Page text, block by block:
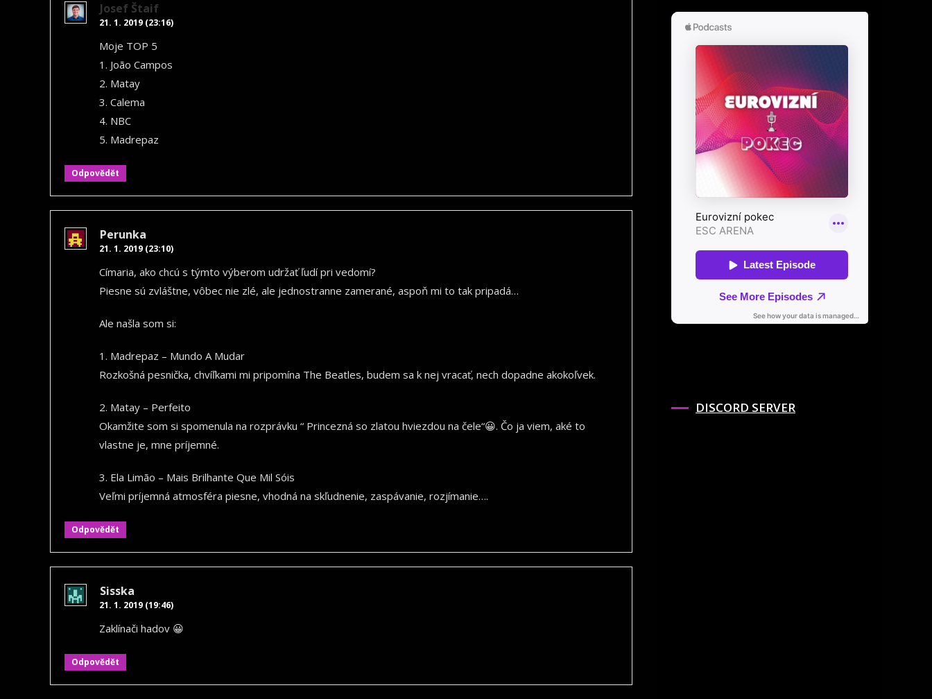
Josef Štaif
21. 1. 2019 (23:16)
Moje TOP 5
1. João Campos
2. Matay
3. Calema
4. NBC
5. Madrepaz
Odpovědět
Perunka
21. 1. 2019 (23:10)
Címaria, ako chcú s týmto výberom udržať ľudí pri vedomí?
Piesne sú zvláštne, vôbec nie zlé, ale jednostranne zamerané, aspoň mi to tak pripadá…
Ale našla som si:
1. Madrepaz – Mundo A Mudar
Rozkošná pesnička, chvíľkami mi pripomína The Beatles, budem sa k nej vracať, nech dopadne akokoľvek.
2. Matay – Perfeito
Okamžite som si spomenula na rozprávku “ Princezná so zlatou hviezdou na čele“😀. Čo ja viem, aké to
vlastne je, mne príjemné.
3. Ela Limão – Mais Brilhante Que Mil Sóis
Veľmi príjemná atmosféra piesne, vhodná na skľudnenie, zaspávanie, rozjímanie….
Odpovědět
Sisska
21. 1. 2019 (19:46)
Zaklínači hadov 😀
Odpovědět
DISCORD SERVER